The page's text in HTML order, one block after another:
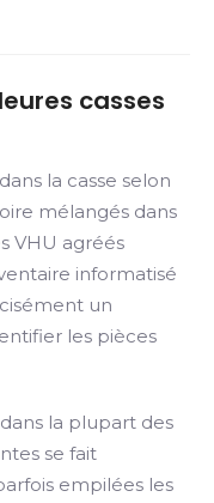
casses
la casse selon
mélangés dans
VHU agréés
informatisé
un
les pièces
la plupart des
se fait
empilées les